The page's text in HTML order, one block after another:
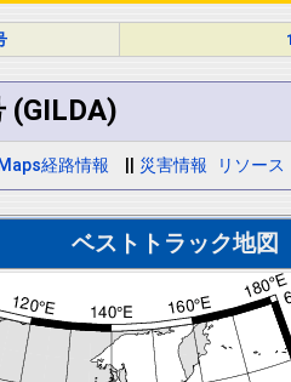
(GILDA)
経路情報 災害情報 リソース
ベストトラック地図